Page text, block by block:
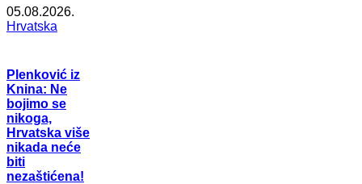
05.08.2026.
Hrvatska
Plenković iz
Knina: Ne
bojimo se
nikoga,
Hrvatska više
nikada neće
biti
nezaštićena!